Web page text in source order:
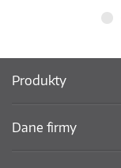
Produkty
Dane firmy